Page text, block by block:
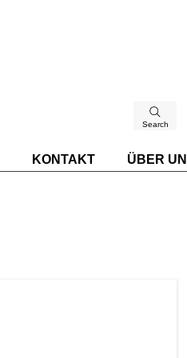
Search
KONTAKT ÜBER